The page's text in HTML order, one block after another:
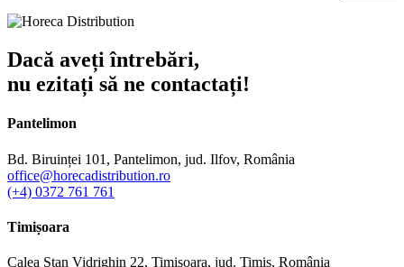
Dacă aveți întrebări,
nu ezitați să ne contactați!
Pantelimon
Bd. Biruinței 101, Pantelimon, jud. Ilfov, România
office@horecadistribution.ro
(+4) 0372 761 761
Timișoara
Calea Stan Vidrighin 22, Timișoara, jud. Timiș, România